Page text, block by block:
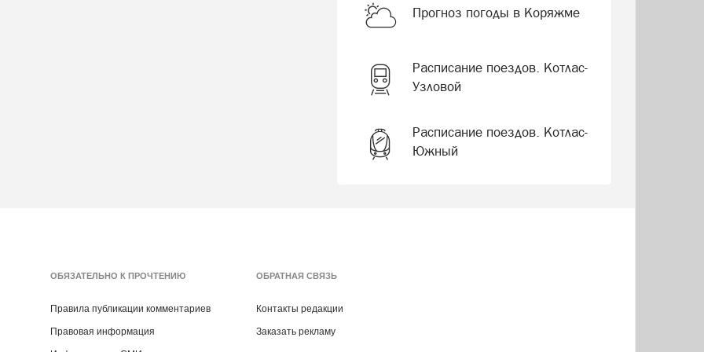
Прогноз погоды в Коряжме
Расписание поездов. Котлас-
Узловой
Расписание поездов. Котлас-
Южный
ОБЯЗАТЕЛЬНО К ПРОЧТЕНИЮ
Правила публикации комментариев
Правовая информация
ОБРАТНАЯ СВЯЗЬ
Контакты редакции
Заказать рекламу